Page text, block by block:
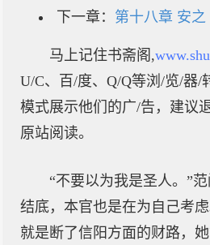
下一章： 第十八章 安之
马上记住书斋阁,
U/C、百/度、Q/Q等浏/览/器/
模式展示他们的广/告，建议
原站阅读。
“不要以为我是圣人。”
结底，本官也是在为自己考
就是断了信阳方面的财路，